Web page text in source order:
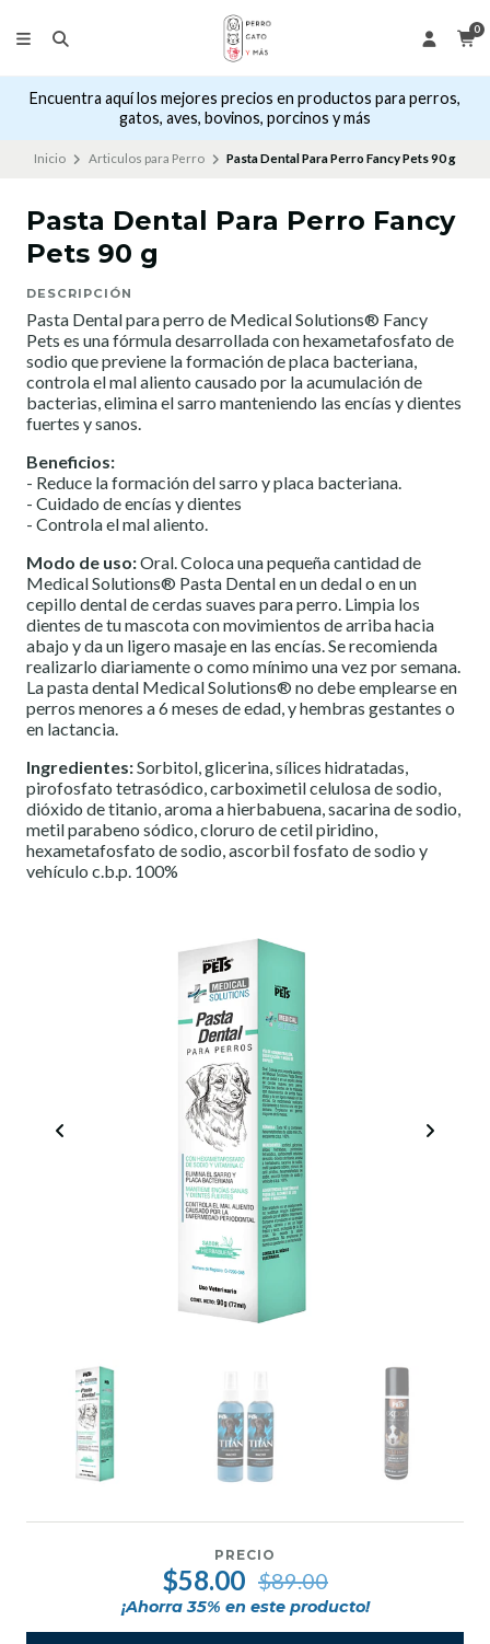
0
Encuentra aquí los mejores precios en productos para perros,
gatos, aves, bovinos, porcinos y más
Inicio Articulos para Perro Pasta Dental Para Perro Fancy Pets 90 g
Pasta Dental Para Perro Fancy
Pets 90 g
DESCRIPCIÓN
Pasta Dental para perro de Medical Solutions® Fancy
Pets es una fórmula desarrollada con hexametafosfato de
sodio que previene la formación de placa bacteriana,
controla el mal aliento causado por la acumulación de
bacterias, elimina el sarro manteniendo las encías y dientes
fuertes y sanos.
Beneficios:
- Reduce la formación del sarro y placa bacteriana.
- Cuidado de encías y dientes
- Controla el mal aliento.
Modo de uso:Oral. Coloca una pequeña cantidad de
Medical Solutions® Pasta Dental en un dedal o en un
cepillo dental de cerdas suaves para perro. Limpia los
dientes de tu mascota con movimientos de arriba hacia
abajo y da un ligero masaje en las encías. Se recomienda
realizarlo diariamente o como mínimo una vez por semana.
La pasta dental Medical Solutions® no debe emplearse en
perros menores a 6 meses de edad, y hembras gestantes o
en lactancia.
Ingredientes:Sorbitol, glicerina, sílices hidratadas,
pirofosfato tetrasódico, carboximetil celulosa de sodio,
dióxido de titanio, aroma a hierbabuena, sacarina de sodio,
metil parabeno sódico, cloruro de cetil piridino,
hexametafosfato de sodio, ascorbil fosfato de sodio y
vehículo c.b.p. 100%
PRECIO
$58.00 $89.00
¡Ahorra35% en este producto!